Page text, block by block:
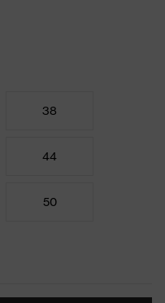
38
44
50